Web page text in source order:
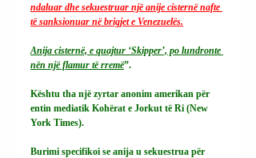
ndaluar dhe sekuestruar një anije cisternë nafte
të sanksionuar në brigjet e Venezuelës.
Anija cisternë, e quajtur ‘Skipper’, po lundronte
nën një flamur të rremë”.
Kështu tha një zyrtar anonim amerikan për
entin mediatik Kohërat e Jorkut të Ri (New
York Times).
Burimi specifikoi se anija u sekuestrua për